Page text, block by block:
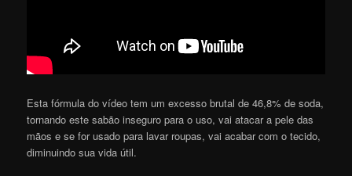
Esta fórmula do vídeo tem um excesso brutal de 46,8% de soda,
tornando este sabão inseguro para o uso, vai atacar a pele das
mãos e se for usado para lavar roupas, vai acabar com o tecido,
diminuindo sua vida útil.